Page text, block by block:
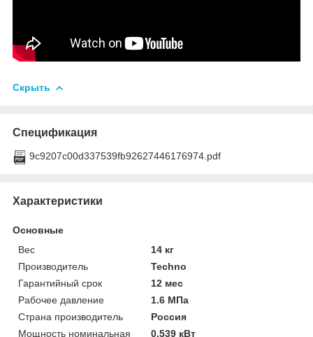
Скрыть
Спецификация
9c9207c00d337539fb92627446176974.pdf
Характеристики
Основные
Вес
14 кг
Производитель
Techno
Гарантийный срок
12 мес
Рабочее давление
1.6 МПа
Страна производитель
Россия
Мощность номинальная
0.539 кВт